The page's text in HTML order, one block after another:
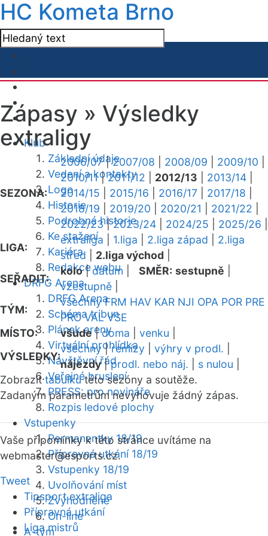
HC Kometa Brno
Klub
Základní údaje
Vedení a kontakty
Logo
Historie
Podrobná historie
Ke stažení
Kariéra
Redakce webu
DRFG Arena
DRFG Arena
Schéma tribun
Plánek areny
Virtuální prohlídka
Návštěvní řád
Veřejné bruslení
PRESS: pro novináře
Rozpis ledové plochy
Vstupenky
Permanentky 18/19
Přípravná utkání 18/19
Vstupenky 18/19
Uvolňování míst
Zvýhodněné
On-line
A-tým
Zápasy » Výsledky
extraligy
SEZONA:
2006/07|2007/08 2008/09 2009/10
2010/11|2011/12 2012/13 2013/14
2014/15
2015/16 2016/17 2017/18
2018/19
2019/20 2020/21 2021/22
2022/23|2023/24 2024/25 2025/26
LIGA:
extraliga 1.liga 2.liga západ
2.liga
střed
2.liga východ
SEŘADIT:
kolo|datum SMĚR: sestupně
vzestupně
TÝM:
všechny FRM HAV KAR NJI OPA POR PRE
PRO VAL VSE
MÍSTO:
všude|doma venku
VÝSLEDKY:
všechny|remízy výhry v prodl.
nájezdy|prodl. nebo náj. s nulou
Zobrazittabulkutéto sezóny a soutěže.
Zadaným parametrům nevyhovuje žádný zápas.
Vaše připomínky k této stránce uvítáme na
webmaster@esports.cz.
Tweet
Tipsport extraliga
Přípravná utkání
Liga mistrů